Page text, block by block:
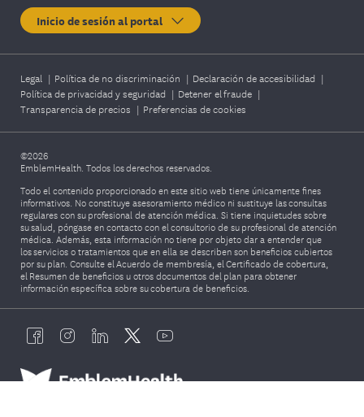
Inicio de sesión al portal
Legal | Política de no discriminación | Declaración de accesibilidad |
Política de privacidad y seguridad | Detener el fraude |
Transparencia de precios | Preferencias de cookies
©2026
EmblemHealth. Todos los derechos reservados.
Todo el contenido proporcionado en este sitio web tiene únicamente fines
informativos. No constituye asesoramiento médico ni sustituye las consultas
regulares con su profesional de atención médica. Si tiene inquietudes sobre
su salud, póngase en contacto con el consultorio de su profesional de atención
médica. Además, esta información no tiene por objeto dar a entender que
los servicios o tratamientos que en ella se describen son beneficios cubiertos
por su plan. Consulte el Acuerdo de membresía, el Certificado de cobertura,
el Resumen de beneficios u otros documentos del plan para obtener
información específica sobre su cobertura de beneficios.